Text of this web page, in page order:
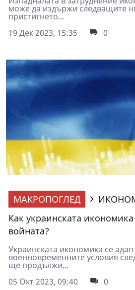
може да издържи следващите
пристигнето...
19 Дек 2023, 15:35
0
МАКРОПОГЛЕД
Как украинската икономика
войната?
Украинската икономика се
военновременните условия
ще продължи...
05 Окт 2023, 09:40
0